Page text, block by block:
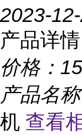
2023-
产品详情
价格：
产品名称
机 查看